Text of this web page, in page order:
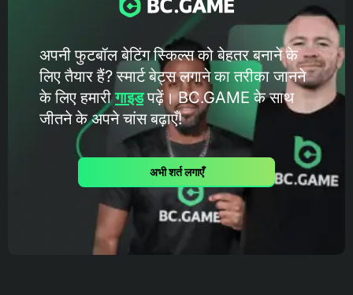
अपनी फुटबॉल बेटिंग स्किल्स को बेहतर बनाने के
लिए तैयार हैं? स्मार्ट बेट्स लगाने का तरीका जानने
के लिए हमारीगाइडपढ़ें। BC.GAME के ​​साथ
जीतने के अपने चांस बढ़ाएँ!
अभी शर्त लगाएँ